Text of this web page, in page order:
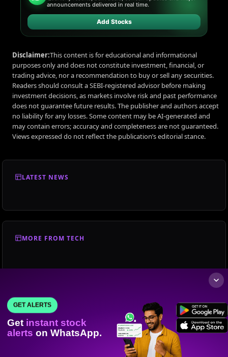
announcements delivered in real time.
Add Stocks
Disclaimer:This content is for educational and informational
purposes only and does not constitute investment, financial, or
trading advice, nor a recommendation to buy or sell any securities.
Readers should consult a SEBI-registered advisor before making
investment decisions, as markets involve risk and past performance
does not guarantee future results. The publisher and authors accept
no liability for any losses. Some content may be AI-generated and
may contain errors; accuracy and completeness are not guaranteed.
Views expressed do not reflect the publication’s editorial stance.
LATEST NEWS
MORE FROM TECH
GET ALERTS
Get instant stock
alerts on WhatsApp.